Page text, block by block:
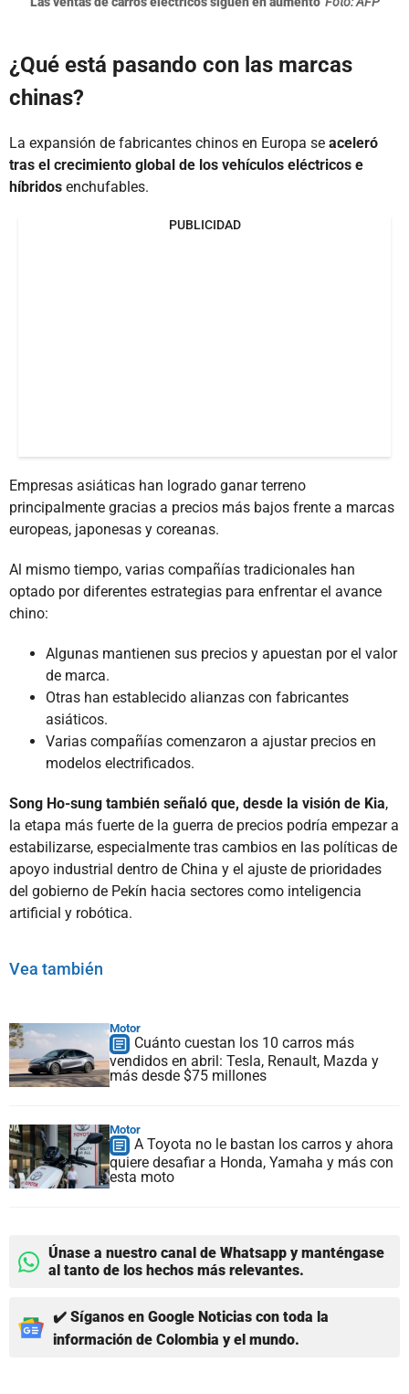
¿Qué está pasando con las marcas
chinas?
La expansión de fabricantes chinos en Europa se aceleró
tras el crecimiento global de los vehículos eléctricos e
híbridos enchufables.
PUBLICIDAD
Empresas asiáticas han logrado ganar terreno
principalmente gracias a precios más bajos frente a marcas
europeas, japonesas y coreanas.
Al mismo tiempo, varias compañías tradicionales han
optado por diferentes estrategias para enfrentar el avance
chino:
Algunas mantienen sus precios y apuestan por el valor
de marca.
Otras han establecido alianzas con fabricantes
asiáticos.
Varias compañías comenzaron a ajustar precios en
modelos electrificados.
Song Ho-sung también señaló que, desde la visión de Kia,
la etapa más fuerte de la guerra de precios podría empezar a
estabilizarse, especialmente tras cambios en las políticas de
apoyo industrial dentro de China y el ajuste de prioridades
del gobierno de Pekín hacia sectores como inteligencia
artificial y robótica.
Vea también
Motor
Cuánto cuestan los 10 carros más
vendidos en abril: Tesla, Renault, Mazda y
más desde $75 millones
Motor
A Toyota no le bastan los carros y ahora
quiere desafiar a Honda, Yamaha y más con
esta moto
Únase a nuestro canal de Whatsapp y manténgase
al tanto de los hechos más relevantes.
✔️ Síganos en Google Noticias con toda la
información de Colombia y el mundo.